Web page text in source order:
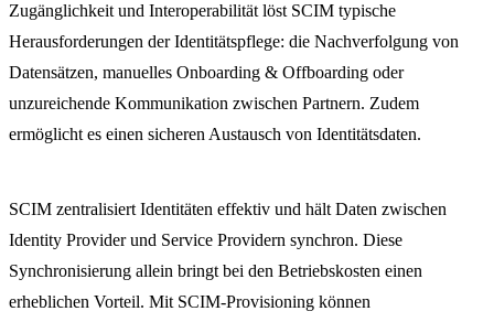
Zugänglichkeit und Interoperabilität löst SCIM typische
Herausforderungen der Identitätspflege: die Nachverfolgung von
Datensätzen, manuelles Onboarding & Offboarding oder
unzureichende Kommunikation zwischen Partnern. Zudem
ermöglicht es einen sicheren Austausch von Identitätsdaten.
SCIM zentralisiert Identitäten effektiv und hält Daten zwischen
Identity Provider und Service Providern synchron. Diese
Synchronisierung allein bringt bei den Betriebskosten einen
erheblichen Vorteil. Mit SCIM-Provisioning können